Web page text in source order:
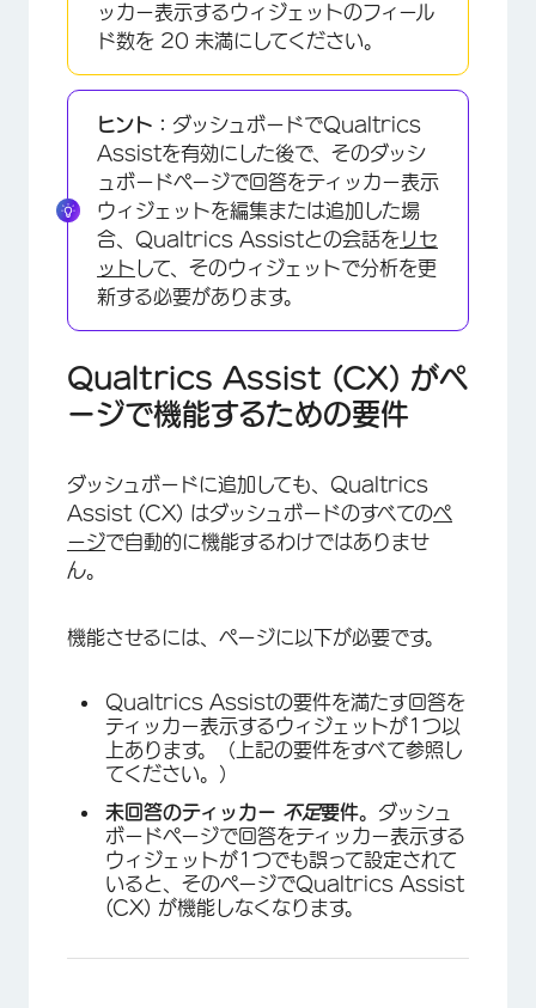
ッカー表示するウィジェットのフィール
ド数を 20 未満にしてください。
ヒント： ダッシュボードでQualtrics
Assistを有効にした後で、そのダッシ
ュボードページで回答をティッカー表示
ウィジェットを編集または追加した場
合、Qualtrics Assistとの会話をリセ
ットして、そのウィジェットで分析を更
新する必要があります。
Qualtrics Assist (CX) がペ
ージで機能するための要件
ダッシュボードに追加しても、Qualtrics
Assist (CX) はダッシュボードのすべてのペ
ージで自動的に機能するわけではありませ
ん。
機能させるには、ページに以下が必要です。
Qualtrics Assistの要件を満たす回答を
ティッカー表示するウィジェットが1つ以
上あります。（上記の要件をすべて参照し
てください。）
未回答のティッカー 不足要件。 ダッシュ
ボードページで回答をティッカー表示する
ウィジェットが1つでも誤って設定されて
いると、そのページでQualtrics Assist
(CX) が機能しなくなります。